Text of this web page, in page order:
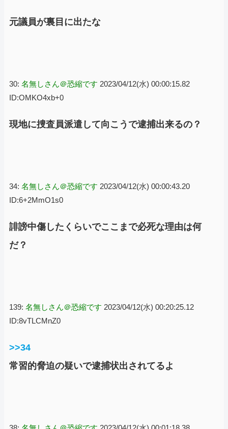
元議員が裏目に出たな
30: 名無しさん＠恐縮です 2023/04/12(水) 00:00:15.82
ID:OMKO4xb+0
現地に捜査員派遣して向こうで逮捕出来るの？
34: 名無しさん＠恐縮です 2023/04/12(水) 00:00:43.20
ID:6+2MmO1s0
誹謗中傷したくらいでここまで必死な理由は何
だ？
139: 名無しさん＠恐縮です 2023/04/12(水) 00:20:25.12
ID:8vTLCMnZ0
>>34
常習的脅迫の疑いで逮捕状出されてるよ